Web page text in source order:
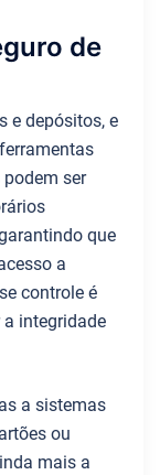
de
e depósitos, e
ser
que
a
controle é
integridade
a sistemas
ou
mais a